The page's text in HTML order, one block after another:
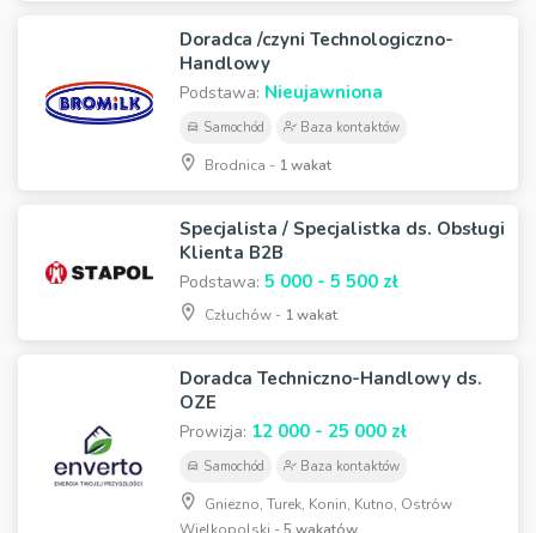
Doradca /czyni Technologiczno-
Handlowy
Podstawa: Nieujawniona
Samochód Baza kontaktów
Brodnica - 1 wakat
Specjalista / Specjalistka ds. Obsługi
Klienta B2B
Podstawa: 5 000 - 5 500 zł
Człuchów - 1 wakat
Doradca Techniczno-Handlowy ds.
OZE
Prowizja: 12 000 - 25 000 zł
Samochód Baza kontaktów
Gniezno, Turek, Konin, Kutno, Ostrów